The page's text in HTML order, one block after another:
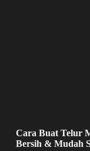
Cara Buat Telur
Bersih & Mudah